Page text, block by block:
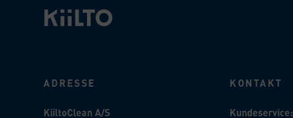
ADRESSE
KiiltoClean A/S
KONTAKT
Kundeservice: